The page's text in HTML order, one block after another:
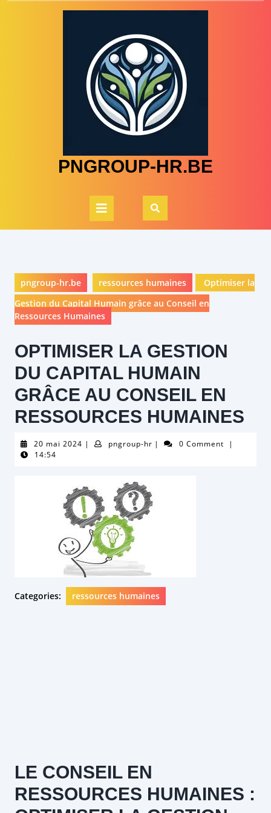
PNGROUP-HR.BE
Open
Button
pngroup-hr.be ressources humaines
Optimiser la
Gestion du Capital Humain grâce au Conseil en
Ressources Humaines
OPTIMISER LA GESTION
DU CAPITAL HUMAIN
GRÂCE AU CONSEIL EN
RESSOURCES HUMAINES
20 mai 2024 20| pngroup-hrpngroup-
| 0 Comment
|
14:54
Categories: ressources humaines
LE CONSEIL EN
RESSOURCES HUMAINES :